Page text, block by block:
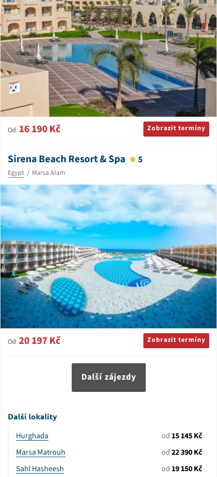
Od 16 190 Kč Zobrazit termíny
Sirena Beach Resort & Spa 5
Egypt Marsa Alam
Od 20 197 Kč Zobrazit termíny
Další zájezdy
Další lokality
Hurghada od 15 145 Kč
Marsa Matrouh
od22 390 Kč
Sahl Hasheesh
od 19 150 Kč